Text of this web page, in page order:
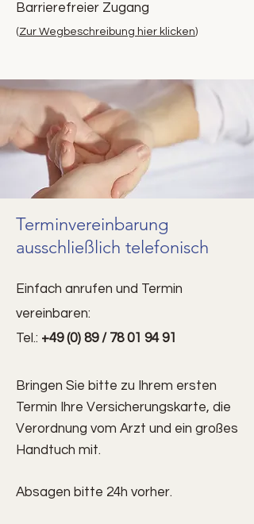
Barrierefreier Zugang
(Zur Wegbeschreibung hier klicken)
Terminvereinbarung
ausschließlich telefonisch
Einfach anrufen und Termin
vereinbaren:
Tel.: +49 (0) 89 / 78 01 94 91
Bringen Sie bitte zu Ihrem ersten
Termin Ihre Versicherungskarte, die
Verordnung vom Arzt und ein großes
Handtuch mit.
Absagen bitte 24h vorher.